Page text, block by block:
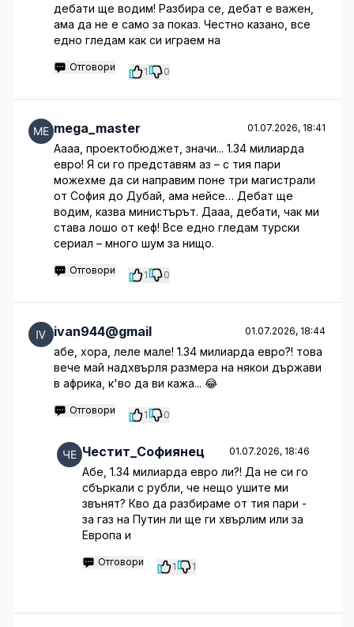
дебати ще водим! Разбира се, дебат е важен,
ама да не е само за показ. Честно казано, все
едно гледам как си играем на
Отговори 1 0
mega_master 01.07.2026, 18:41
Аааа, проектобюджет, значи... 1.34 милиарда
евро! Я си го представям аз – с тия пари
можехме да си направим поне три магистрали
от София до Дубай, ама нейсе… Дебат ще
водим, казва министърът. Дааа, дебати, чак ми
става лошо от кеф! Все едно гледам турски
сериал – много шум за нищо.
Отговори 1 0
ivan944@gmail 01.07.2026, 18:44
абе, хора, леле мале! 1.34 милиарда евро?! това
вече май надхвърля размера на някои държави
в африка, к'во да ви кажа... 😂
Отговори 1 0
Честит_Софиянец 01.07.2026, 18:46
Абе, 1.34 милиарда евро ли?! Да не си го
сбъркали с рубли, че нещо ушите ми
звънят? Кво да разбираме от тия пари -
за газ на Путин ли ще ги хвърлим или за
Европа и
Отговори 1 1